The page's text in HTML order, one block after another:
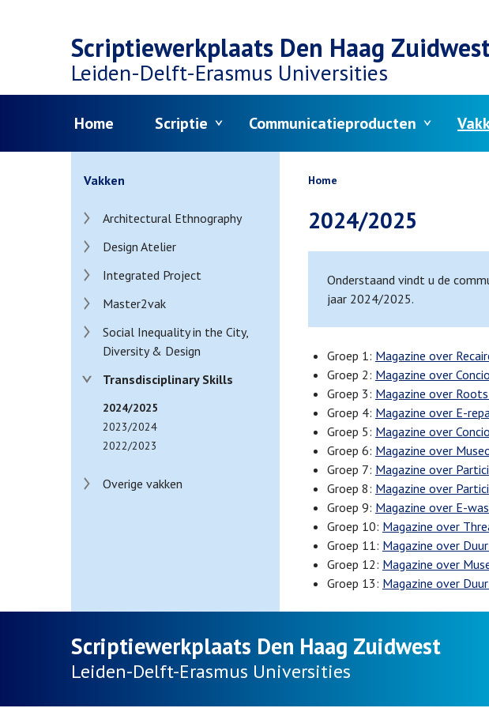
naar
Scriptiewerkplaats Den Haag
Leiden-Delft-Erasmus Universities
Home Scriptie Communicatieproducten
Kruimelpad
Home
2024/2025
Onderstaand vindt u de
jaar 2024/2025.
Groep 1: Magazine over
Groep 2: Magazine over
Groep 3: Magazine over
Groep 4: Magazine over E-
Groep 5: Magazine over
Groep 6: Magazine over
Groep 7: Magazine over
Groep 8: Magazine over
Groep 9: Magazine over E-
Groep 10: Magazine over
Groep 11: Magazine over
Groep 12: Magazine over
Groep 13: Magazine over
Vakken
Architectural Ethnography
Design Atelier
Integrated Project
Master2vak
Social Inequality in the City,
Diversity & Design
Transdisciplinary Skills
2024/2025
2023/2024
2022/2023
Overige vakken
Scriptiewerkplaats Den Haag Zuidwest
Leiden-Delft-Erasmus Universities